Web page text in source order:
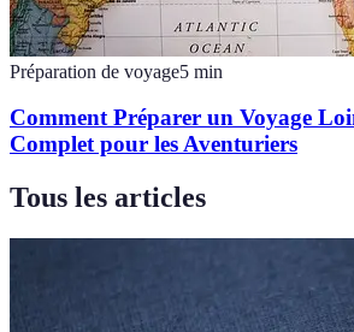
Préparation de voyage5 min
Comment Préparer un Voyage
Complet pour les Aventuriers
Tous les articles